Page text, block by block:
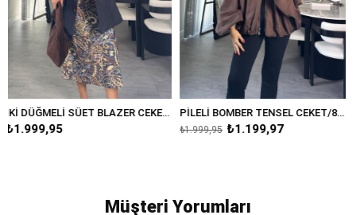
İKİ DÜĞMELİ SÜET BLAZER CEKET/8231 PİLELİ BOMBER TENSEL CEKET/8232
₺1.199,97 ₺1.999,95
Müşteri Yorumları